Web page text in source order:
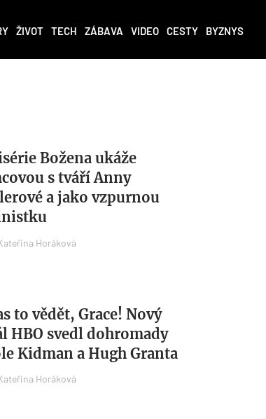
ŽIVOT TECH ZÁBAVA VIDEO CESTY BYZNYS
Božena ukáže
s tváří Anny
a jako vzpurnou
Horáková
to vědět, Grace! Nový
HBO svedl dohromady
Kidman a Hugh Granta
Horáková